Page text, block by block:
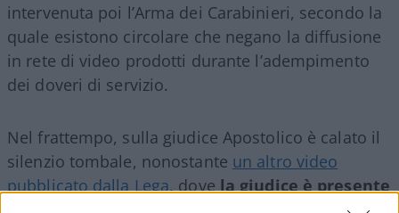
intervenuta poi l’Arma dei Carabinieri, secondo la
quale esistono circolare che negano la diffusione
in rete di video prodotti durante l’adempimento
dei doveri di servizio.
Nel frattempo, sulla giudice Apostolico è calato il
silenzio tombale, nonostante un altro video
pubblicato dalla Lega, dove la giudice è presente